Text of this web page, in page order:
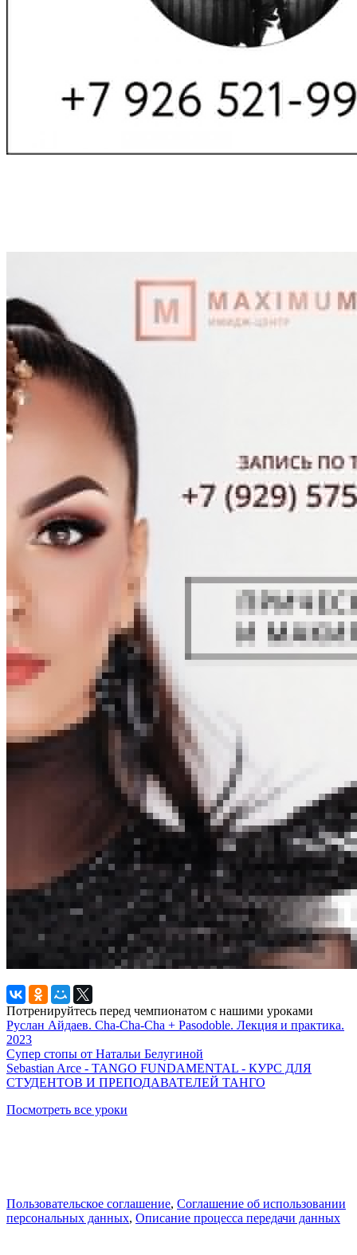
Потренируйтесь перед чемпионатом с нашими уроками
Руслан Айдаев. Cha-Cha-Cha + Pasodoble. Лекция и практика.
2023
Супер стопы от Натальи Белугиной
Sebastian Arce - TANGO FUNDAMENTAL - КУРС ДЛЯ
СТУДЕНТОВ И ПРЕПОДАВАТЕЛЕЙ ТАНГО
Посмотреть все уроки
Пользовательское соглашение, Соглашение об использовании
персональных данных, Описание процесса передачи данных